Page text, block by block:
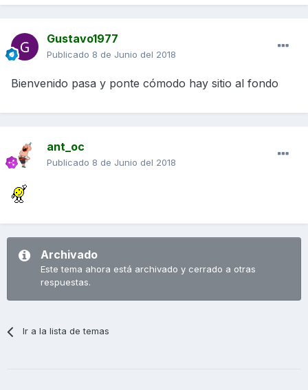
Gustavo1977
Publicado 8 de Junio del 2018
Bienvenido pasa y ponte cómodo hay sitio al fondo
ant_oc
Publicado 8 de Junio del 2018
Archivado
Este tema ahora está archivado y cerrado a otras
respuestas.
Ir a la lista de temas